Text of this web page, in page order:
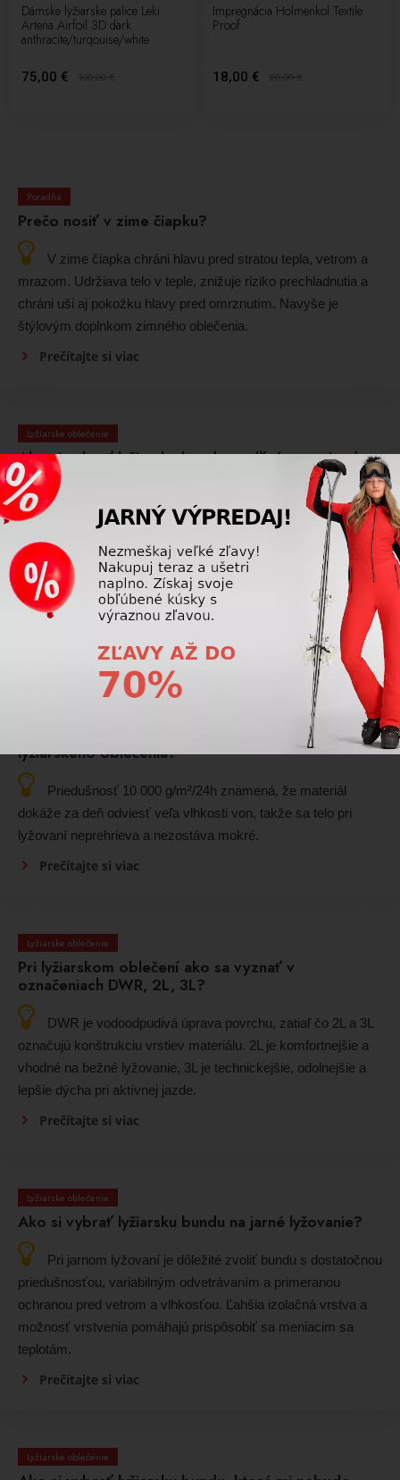
Dámske lyžiarske palice Leki
Artena Airfoil 3D dark
anthracite/turqouise/white
75,00 € 100,00€
Impregnácia Holmenkol Textile
Proof
18,00 € 20,00€
Poradňa
Prečo nosiť v zime čiapku?
V zime čiapka chráni hlavu pred stratou tepla, vetrom a
mrazom. Udržiava telo v teple, znižuje riziko prechladnutia a
chráni uši aj pokožku hlavy pred omrznutím. Navyše je
štýlovým doplnkom zimného oblečenia.
Prečítajte si viac
Lyžiarske oblečenie
Ako si vybrať lyžiarsku bundu podľa úrovne jazdy
(začiatočníci, pokročilí)?
Začiatočníci ocenia pohodlné a teplejšie bundy, pokročilí
by mali hľadať vyváženie medzi priedušnosťou a ochranou a
športoví lyžiari potrebujú technické bundy s vysokou
priedušnosťou, nízkou hmotnosťou a dobrou ochranou proti
vetru a vode.
Čo znamená priedušnosť 10 000 g/m²/24h
lyžiarskeho oblečenia?
Priedušnosť 10 000 g/m²/24h znamená, že materiál
dokáže za deň odviesť veľa vlhkosti von, takže sa telo pri
lyžovaní neprehrieva a nezostáva mokré.
Prečítajte si viac
Lyžiarske oblečenie
Pri lyžiarskom oblečení ako sa vyznať v
označeniach DWR, 2L, 3L?
DWR je vodoodpudivá úprava povrchu, zatiaľ čo 2L a 3L
označujú konštrukciu vrstiev materiálu. 2L je komfortnejšie a
vhodné na bežné lyžovanie, 3L je technickejšie, odolnejšie a
lepšie dýcha pri aktívnej jazde.
Prečítajte si viac
Lyžiarske oblečenie
Ako si vybrať lyžiarsku bundu na jarné lyžovanie?
Pri jarnom lyžovaní je dôležité zvoliť bundu s dostatočnou
priedušnosťou, variabilným odvetrávaním a primeranou
ochranou pred vetrom a vlhkosťou. Ľahšia izolačná vrstva a
možnosť vrstvenia pomáhajú prispôsobiť sa meniacim sa
teplotám.
Prečítajte si viac
Lyžiarske oblečenie